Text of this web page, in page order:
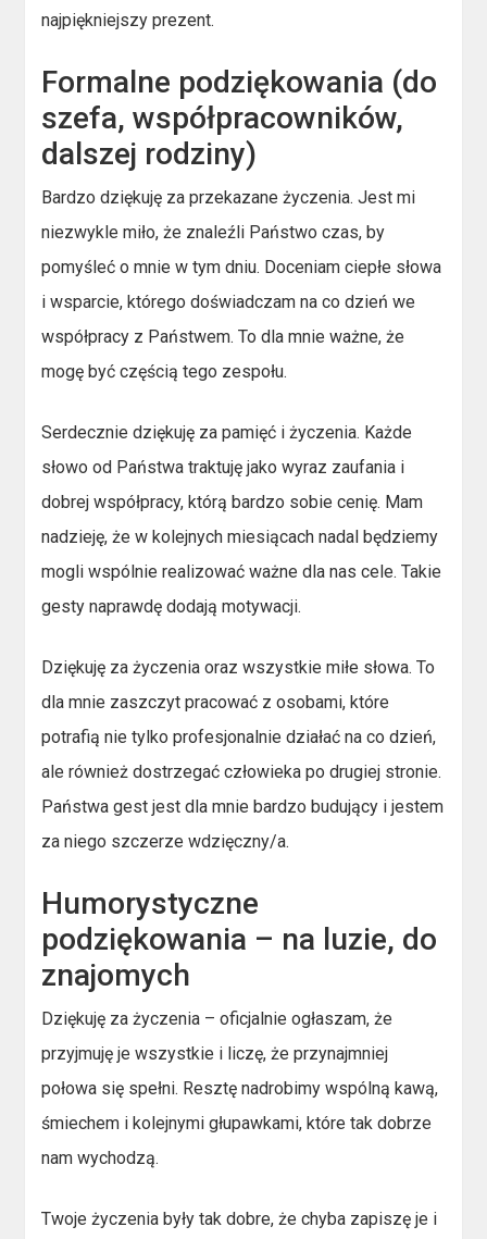
najpiękniejszy prezent.
Formalne podziękowania (do
szefa, współpracowników,
dalszej rodziny)
Bardzo dziękuję za przekazane życzenia. Jest mi
niezwykle miło, że znaleźli Państwo czas, by
pomyśleć o mnie w tym dniu. Doceniam ciepłe słowa
i wsparcie, którego doświadczam na co dzień we
współpracy z Państwem. To dla mnie ważne, że
mogę być częścią tego zespołu.
Serdecznie dziękuję za pamięć i życzenia. Każde
słowo od Państwa traktuję jako wyraz zaufania i
dobrej współpracy, którą bardzo sobie cenię. Mam
nadzieję, że w kolejnych miesiącach nadal będziemy
mogli wspólnie realizować ważne dla nas cele. Takie
gesty naprawdę dodają motywacji.
Dziękuję za życzenia oraz wszystkie miłe słowa. To
dla mnie zaszczyt pracować z osobami, które
potrafią nie tylko profesjonalnie działać na co dzień,
ale również dostrzegać człowieka po drugiej stronie.
Państwa gest jest dla mnie bardzo budujący i jestem
za niego szczerze wdzięczny/a.
Humorystyczne
podziękowania – na luzie, do
znajomych
Dziękuję za życzenia – oficjalnie ogłaszam, że
przyjmuję je wszystkie i liczę, że przynajmniej
połowa się spełni. Resztę nadrobimy wspólną kawą,
śmiechem i kolejnymi głupawkami, które tak dobrze
nam wychodzą.
Twoje życzenia były tak dobre, że chyba zapiszę je i